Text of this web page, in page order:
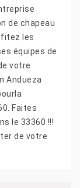
de chapeau
les
équipes de
votre
Andueza
Faites
le 33360 !!!
de votre